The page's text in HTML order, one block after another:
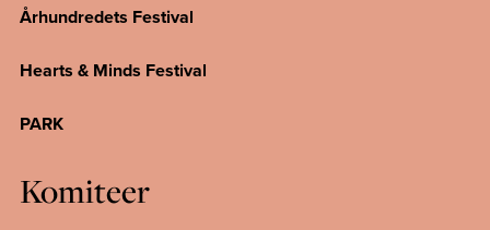
Århundredets Festival
Hearts & Minds Festival
PARK
Komiteer